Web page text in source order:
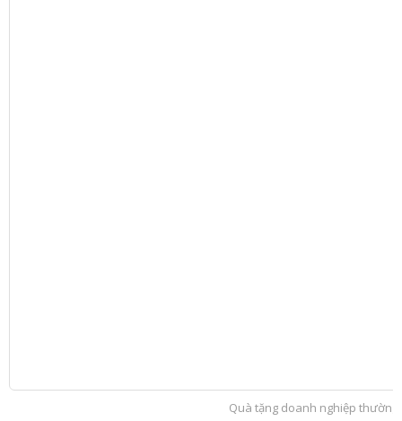
Quà tặng doanh nghiệp